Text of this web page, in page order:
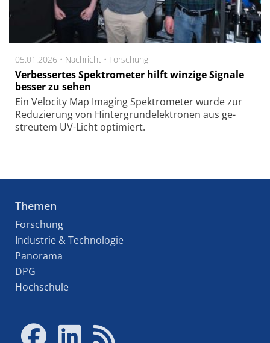
05.01.2026 • Nachricht • Forschung
Verbessertes Spektrometer hilft winzige Signale
besser zu sehen
Ein Velocity Map Ima­ging Spek­tro­meter wur­de zur
Re­du­zie­rung von Hin­ter­grund­elek­tro­nen aus ge­
streu­tem UV-Licht op­ti­miert.
Themen
Forschung
Industrie & Technologie
Panorama
DPG
Hochschule